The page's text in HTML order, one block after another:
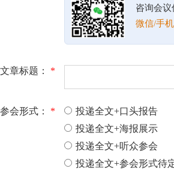
咨询会议
微信/手
文章标题： *
参会形式： *
投递全文+口头报告
投递全文+海报展示
投递全文+听众参会
投递全文+参会形式待